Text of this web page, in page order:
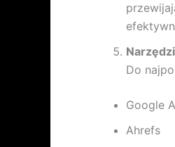
Do
Google
Ahrefs